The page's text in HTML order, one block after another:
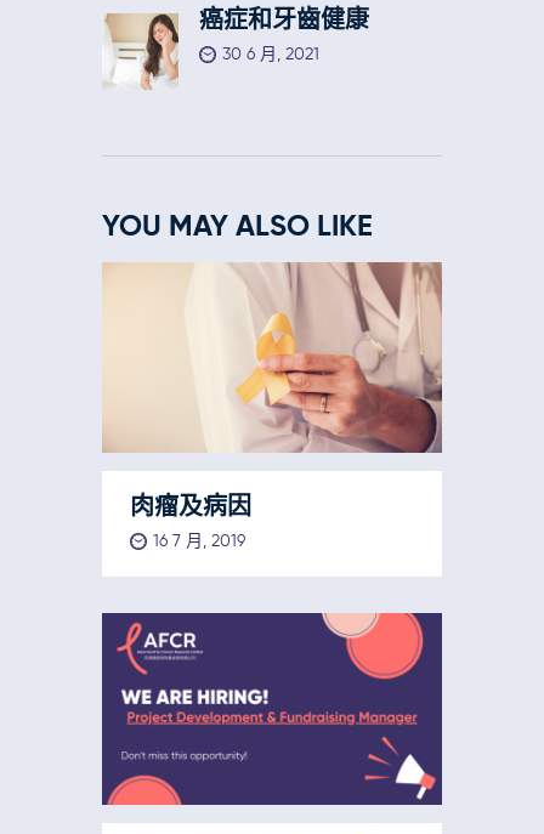
癌症和牙齒健康
30 6 月, 2021
YOU MAY ALSO LIKE
肉瘤及病因
16 7 月, 2019